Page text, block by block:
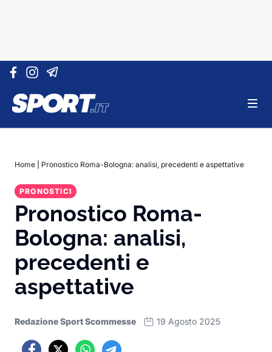
Vai al contenuto
Home Pronostico Roma-Bologna: analisi, precedenti e aspettative
PRONOSTICI
Pronostico Roma-
Bologna: analisi,
precedenti e
aspettative
Redazione Sport Scommesse 19 Agosto 2025